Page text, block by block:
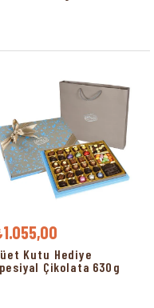
Kutu Hediye
Çikolata 630g